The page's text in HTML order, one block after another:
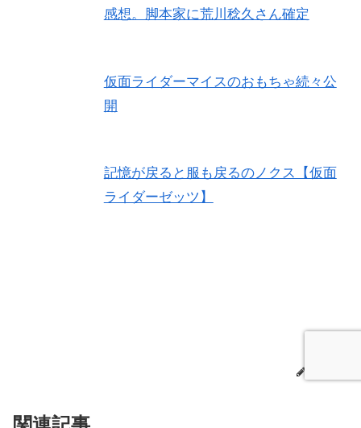
感想。脚本家に荒川稔久さん確定
仮面ライダーマイスのおもちゃ続々公
開
記憶が戻ると服も戻るのノクス【仮面
ライダーゼッツ】